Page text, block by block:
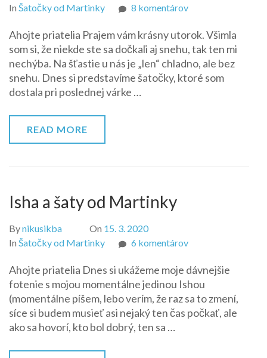
In Šatočky od Martinky 8 komentárovna
od
Martinky
P.
Ahojte priatelia Prajem vám krásny utorok. Všimla
som si, že niekde ste sa dočkali aj snehu, tak ten mi
nechýba. Na šťastie u nás je „len“ chladno, ale bez
snehu. Dnes si predstavíme šatočky, ktoré som
dostala pri poslednej várke …
READ MORE
Isha a šaty od Martinky
Bynikusikba On 15. 3. 2020
In Šatočky od Martinky 6 komentárovna
a
šaty
od
Martinky
Ahojte priatelia Dnes si ukážeme moje dávnejšie
fotenie s mojou momentálne jedinou Ishou
(momentálne píšem, lebo verím, že raz sa to zmení,
síce si budem musieť asi nejaký ten čas počkať, ale
ako sa hovorí, kto bol dobrý, ten sa …